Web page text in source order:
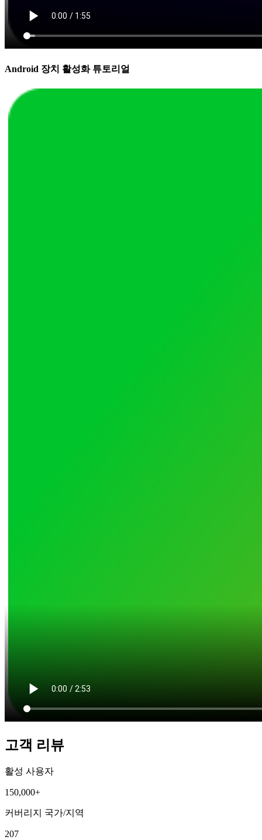
Android 장치 활성화 튜토리얼
고객 리뷰
활성 사용자
150,000+
커버리지 국가/지역
207